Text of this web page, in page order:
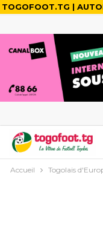
TOGOFOOT.TG |
Accueil Togolais